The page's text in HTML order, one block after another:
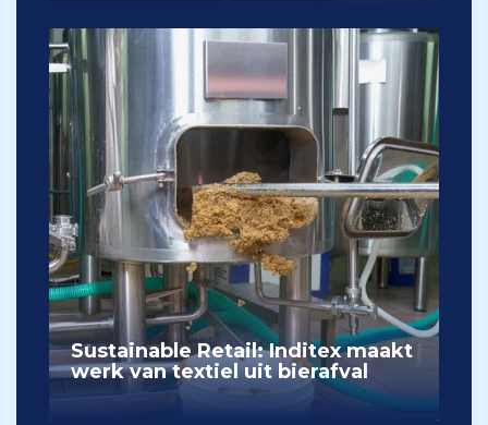
Sustainable Retail: Inditex maakt
werk van textiel uit bierafval